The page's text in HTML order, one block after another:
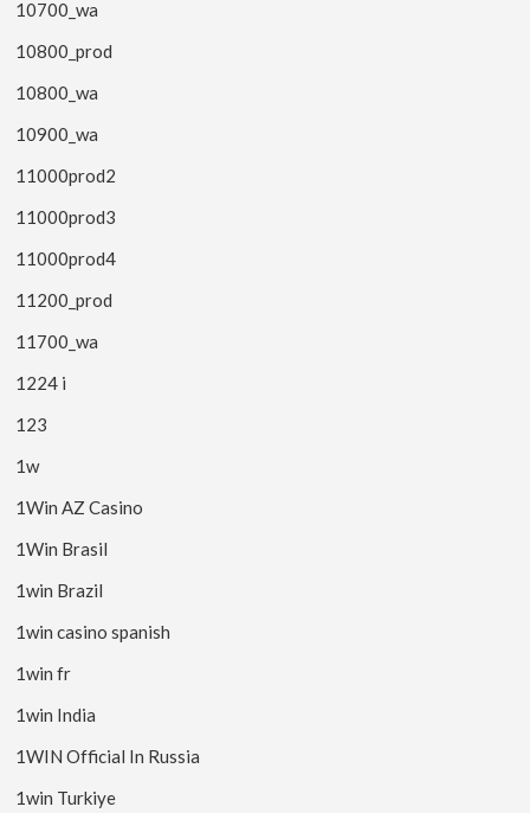
10700_wa
10800_prod
10800_wa
10900_wa
11000prod2
11000prod3
11000prod4
11200_prod
11700_wa
1224 i
123
1w
1Win AZ Casino
1Win Brasil
1win Brazil
1win casino spanish
1win fr
1win India
1WIN Official In Russia
1win Turkiye